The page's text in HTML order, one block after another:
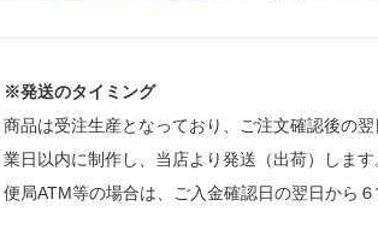
※発送のタイミング
商品は受注生産となっており、ご注文確認後の
業日以内に制作し、当店より発送（出荷）しま
便局ATM等の場合は、ご入金確認日の翌日から６